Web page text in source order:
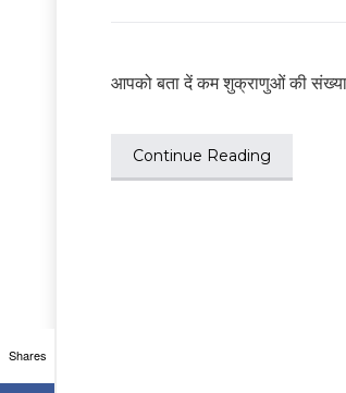
आपको बता दें कम शुक्राणुओं की संख्या
Continue Reading
Shares